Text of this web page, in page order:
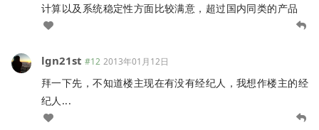
计算以及系统稳定性方面比较满意，超过国内同类的产品
lgn21st #12 2013年01月12日
拜一下先，不知道楼主现在有没有经纪人，我想作楼主的经
纪人...